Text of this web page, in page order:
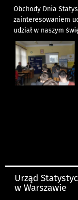
Obchody Dnia
zainteresowaniem
udział w naszym
Urząd
w Warszawie